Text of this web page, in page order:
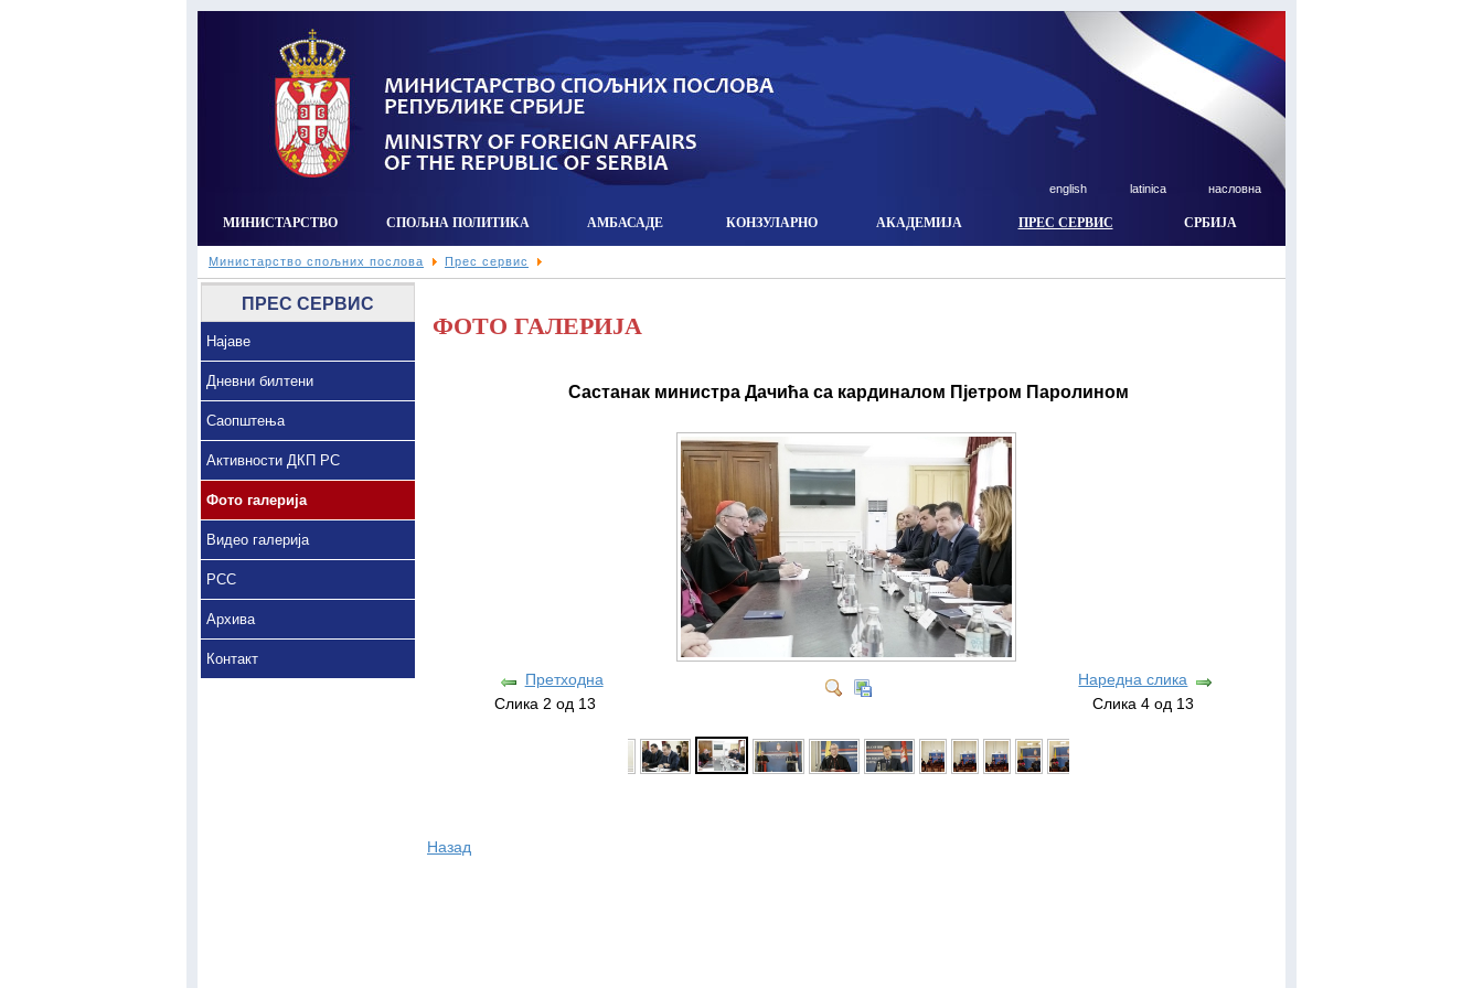
english latinica насловна
МИНИСТАРСТВО СПОЉНА ПОЛИТИКА АМБАСАДЕ КОНЗУЛАРНO АКАДЕМИЈА ПРЕС СЕРВИС СРБИЈА
Министарство спољних послова Прес сервис
ПРЕС СЕРВИС
Најаве
Дневни билтени
Саопштења
Активности ДКП РС
Фото галерија
Видео галерија
РСС
Архива
Контакт
ФОТО ГАЛЕРИЈА
Састанак министра Дачића са кардиналом Пјетром Паролином
Претходна
Слика 2 од 13
Наредна слика
Слика 4 од 13
Назад